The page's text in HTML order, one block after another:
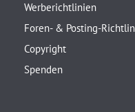
Werberichtlinien
Foren- & Posting-
Copyright
Spenden